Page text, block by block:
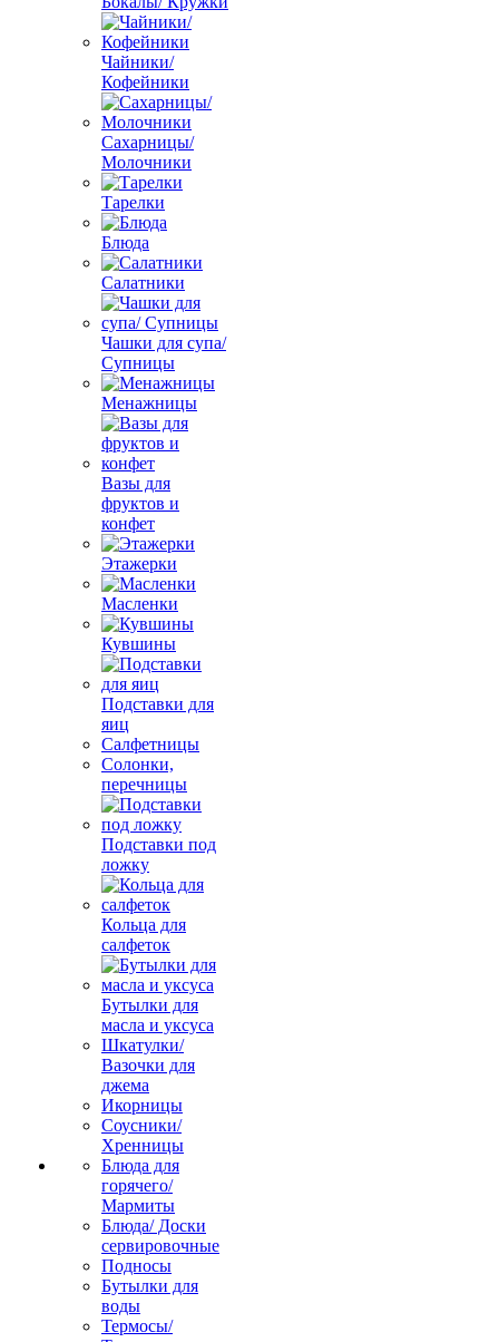
Чайники/
Кофейники
Сахарницы/
Молочники
Тарелки
Блюда
Салатники
Чашки для супа/
Супницы
Менажницы
Вазы для
фруктов и
конфет
Этажерки
Масленки
Кувшины
Подставки для
яиц
Салфетницы
Солонки,
перечницы
Подставки под
ложку
Кольца для
салфеток
Бутылки для
масла и уксуса
Шкатулки/
Вазочки для
джема
Икорницы
Соусники/
Хренницы
Блюда для
горячего/
Мармиты
Блюда/ Доски
сервировочные
Подносы
Бутылки для
воды
Термосы/